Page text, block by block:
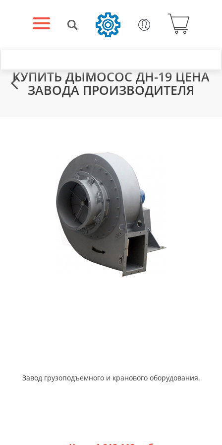
КУПИТЬ ДЫМОСОС ДН-19 ЦЕНА
ЗАВОДА ПРОИЗВОДИТЕЛЯ
Завод грузоподъемного и кранового оборудования.